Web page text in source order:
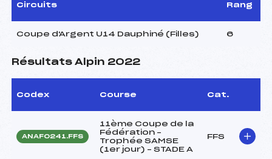
Circuits Rang
Coupe d'Argent U14 Dauphiné (Filles) 6
Résultats Alpin 2022
Codex Course Cat.
ANAF0241.FFS
11ème Coupe de la
Fédération –
Trophée SAMSE
(1er jour) – STADE A
FFS